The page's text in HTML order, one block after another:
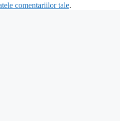
comentariilor tale.